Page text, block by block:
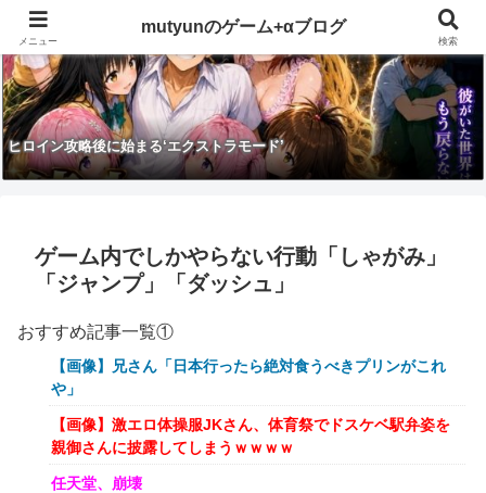
ヒロイン攻略後に始まる‘エクストラモード’
ゲーム内でしかやらない行動「しゃがみ」
「ジャンプ」「ダッシュ」
おすすめ記事一覧①
【画像】兄さん「日本行ったら絶対食うべきプリンがこれ
や」
【画像】激エロ体操服JKさん、体育祭でドスケベ駅弁姿を
親御さんに披露してしまうｗｗｗｗ
任天堂、崩壊
メニュー
mutyunのゲーム+αブログ
検索